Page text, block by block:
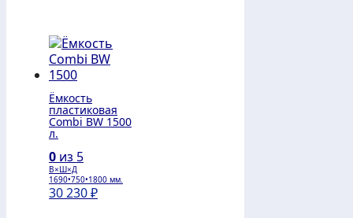
Ёмкость
пластиковая
Combi BW 1500
л.
0 из 5
В×Ш×Д
1690•750•1800 мм.
30 230₽